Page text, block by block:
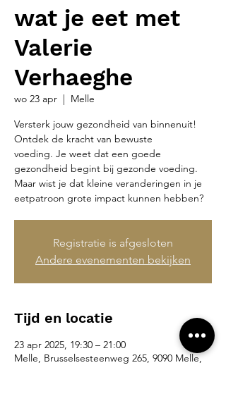
wat je eet met
Valerie
Verhaeghe
wo 23 apr
  |
Melle
Versterk jouw gezondheid van binnenuit!
Ontdek de kracht van bewuste
voeding. Je weet dat een goede
gezondheid begint bij gezonde voeding.
Maar wist je dat kleine veranderingen in je
eetpatroon grote impact kunnen hebben?
Registratie is afgesloten
Andere evenementen bekijken
Tijd en locatie
23 apr 2025, 19:30 – 21:00
Melle, Brusselsesteenweg 265, 9090 Melle,